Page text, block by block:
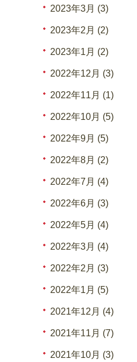
2023年3月 (3)
2023年2月 (2)
2023年1月 (2)
2022年12月 (3)
2022年11月 (1)
2022年10月 (5)
2022年9月 (5)
2022年8月 (2)
2022年7月 (4)
2022年6月 (3)
2022年5月 (4)
2022年3月 (4)
2022年2月 (3)
2022年1月 (5)
2021年12月 (4)
2021年11月 (7)
2021年10月 (3)